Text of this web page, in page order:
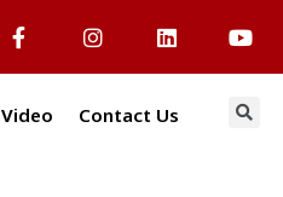
Video Contact Us